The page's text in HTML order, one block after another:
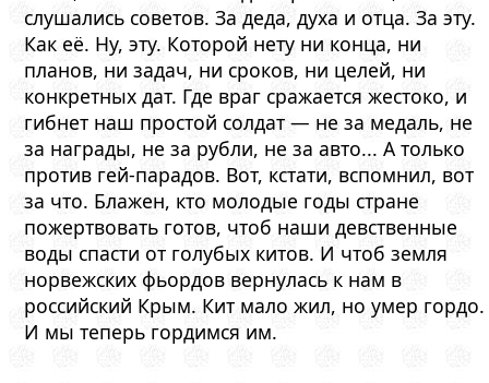
слушались советов. За деда, духа и отца. За эту.
Как её. Ну, эту. Которой нету ни конца, ни
планов, ни задач, ни сроков, ни целей, ни
конкретных дат. Где враг сражается жестоко, и
гибнет наш простой солдат — не за медаль, не
за награды, не за рубли, не за авто... А только
против гей-парадов. Вот, кстати, вспомнил, вот
за что. Блажен, кто молодые годы стране
пожертвовать готов, чтоб наши девственные
воды спасти от голубых китов. И чтоб земля
норвежских фьордов вернулась к нам в
российский Крым. Кит мало жил, но умер гордо.
И мы теперь гордимся им.